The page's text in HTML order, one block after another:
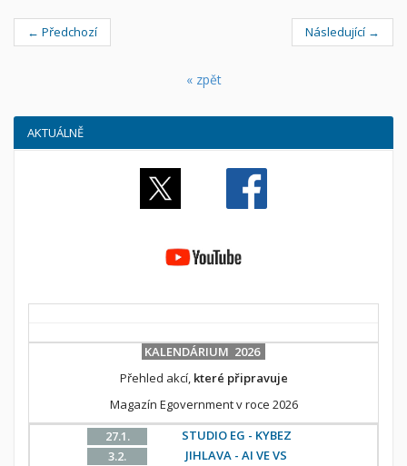
← Předchozí Následující →
« zpět
AKTUÁLNĚ
KALENDÁRIUM 2026
Přehled akcí, které připravuje
Magazín Egovernment v roce 2026
27.1.
STUDIO EG - KYBEZ
3.2.
JIHLAVA - AI VE VS